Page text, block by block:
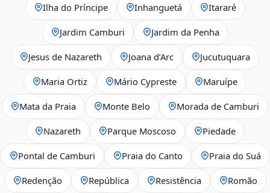
Ilha do Príncipe Inhanguetá Itararé
Jardim Camburi Jardim da Penha
Jesus de Nazareth Joana d’Arc Jucutuquara
Maria Ortiz Mário Cypreste Maruípe
Mata da Praia Monte Belo Morada de Camburi
Nazareth Parque Moscoso Piedade
Pontal de Camburi Praia do Canto Praia do Suá
Redenção República Resistência Romão